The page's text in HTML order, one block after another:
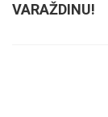
VARAŽDINU!